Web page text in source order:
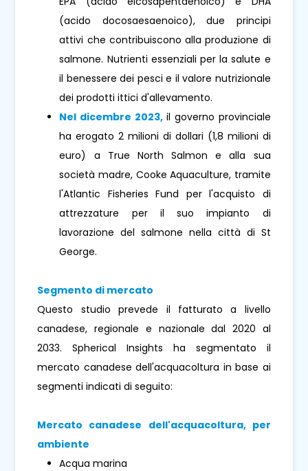
(acido docosaesaenoico), due principi
attivi che contribuiscono alla produzione di
salmone. Nutrienti essenziali per la salute e
il benessere dei pesci e il valore nutrizionale
dei prodotti ittici d'allevamento.
Nel dicembre 2023,il governo provinciale
ha erogato 2 milioni di dollari (1,8 milioni di
euro) a True North Salmon e alla sua
società madre, Cooke Aquaculture, tramite
l'Atlantic Fisheries Fund per l'acquisto di
attrezzature per il suo impianto di
lavorazione del salmone nella città di St
George.
Segmento di mercato
Questo studio prevede il fatturato a livello
canadese, regionale e nazionale dal 2020 al
2033. Spherical Insights ha segmentato il
mercato canadese dell'acquacoltura in base ai
segmenti indicati di seguito:
Mercato canadese dell'acquacoltura, per
ambiente
Acqua marina